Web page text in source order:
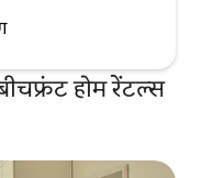
होम रेंटल्स